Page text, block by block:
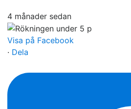
4 månader sedan
Visa på Facebook
· Dela